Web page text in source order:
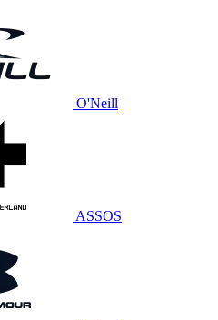
O'Neill
ASSOS